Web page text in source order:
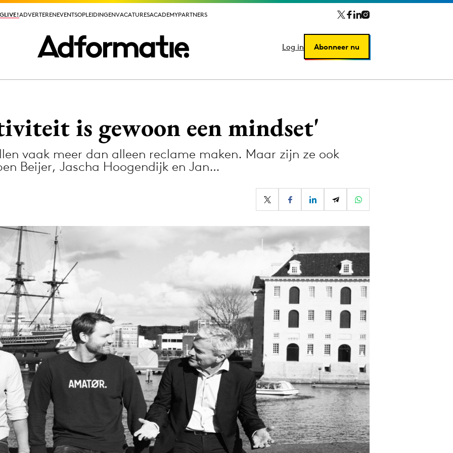
ADVERTERENEVENTSOPLEIDINGENVACATURESACADEMYPARTNERS
Log in Abonneer nu
ADVERTERENEVENTSOPLEIDINGENVACATURESACADEMYPARTNERS
Log in Abonneer nu
Programmatic
is gewoon een mindset'
vaak meer dan alleen reclame maken. Maar zijn ze ook
Beijer, Jascha Hoogendijk en Jan…